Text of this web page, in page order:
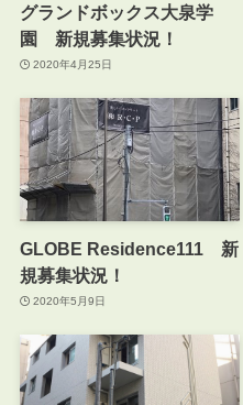
グランドボックス大泉学
園 新規募集状況！
2020年4月25日
GLOBE Residence111 新
規募集状況！
2020年5月9日